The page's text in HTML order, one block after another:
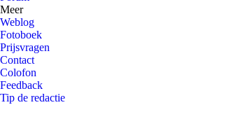
Meer
Weblog
Fotoboek
Prijsvragen
Contact
Colofon
Feedback
Tip de redactie